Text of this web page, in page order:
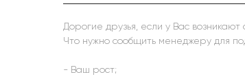
Дорогие друзья, если у Вас
Что нужно сообщить менеджеру для
- Ваш рост;